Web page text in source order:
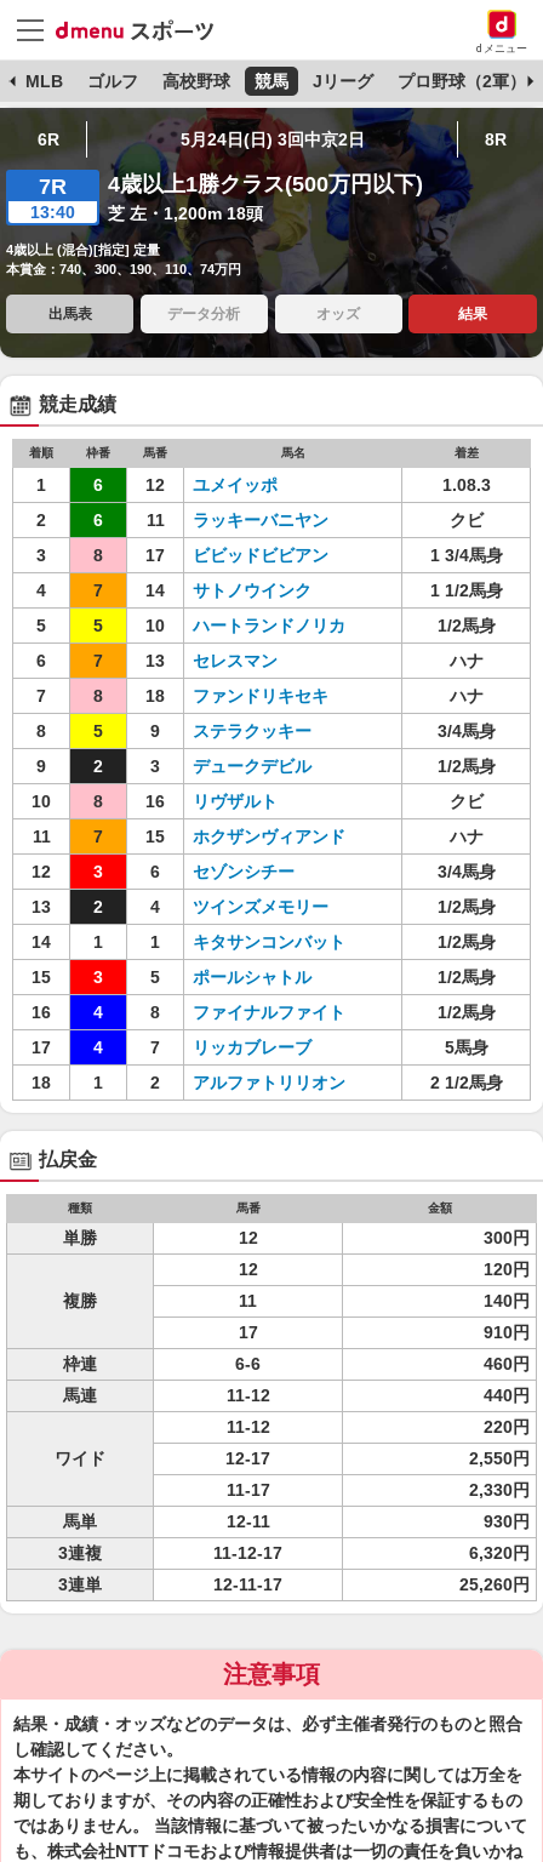
dメニュー
MLB ゴルフ 高校野球 競馬 Jリーグ プロ野球（2軍）
6R 5月24日(日) 3回中京2日 8R
7R
13:40
4歳以上1勝クラス(500万円以下)
芝 左・1,200m 18頭
4歳以上 (混合)[指定] 定量
本賞金：740、300、190、110、74万円
出馬表 データ分析 オッズ 結果
競走成績
着順 枠番 馬番 馬名 着差
1 6 12 ユメイッポ
1.08.3
2
6 11 ラッキーバニヤン
クビ
3
8 17 ビビッドビビアン
1 3/4馬身
4
7 14 サトノウインク
1 1/2馬身
5
5 10 ハートランドノリカ
1/2馬身
6
7 13 セレスマン
ハナ
7
8 18 ファンドリキセキ
ハナ
8
5 9 ステラクッキー
3/4馬身
9
2 3 デュークデビル
1/2馬身
10
8 16 リヴザルト
クビ
11
7 15 ホクザンヴィアンド
ハナ
12
3 6 セゾンシチー
3/4馬身
13
2 4 ツインズメモリー
1/2馬身
14
1 1 キタサンコンバット
1/2馬身
15
3 5 ポールシャトル
1/2馬身
16
4 8 ファイナルファイト
1/2馬身
17
4 7 リッカブレーブ
5馬身
18
1 2 アルファトリリオン 2 1/2馬身
払戻金
種類 馬番 金額
単勝 12 300円
複勝
12
120円
11
140円
17
910円
枠連
6-6
460円
馬連
11-12 440円
ワイド
11-12
220円
12-17
2,550円
11-17
2,330円
馬単
12-11
930円
3連複
11-12-17
6,320円
3連単
12-11-17 25,260円
注意事項
結果・成績・オッズなどのデータは、必ず主催者発行のものと照合
し確認してください。
本サイトのページ上に掲載されている情報の内容に関しては万全を
期しておりますが、その内容の正確性および安全性を保証するもの
ではありません。 当該情報に基づいて被ったいかなる損害について
も、株式会社NTTドコモおよび情報提供者は一切の責任を負いかね